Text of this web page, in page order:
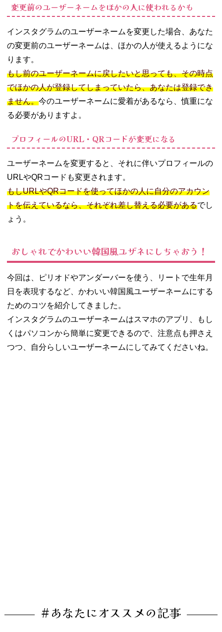
変更前のユーザーネームをほかの人に使われるかも
インスタグラムのユーザーネームを変更した場合、あなた
の変更前のユーザーネームは、ほかの人が使えるようにな
ります。
もし前のユーザーネームに戻したいと思っても、その時点
でほかの人が登録してしまっていたら、あなたは登録でき
ません。今のユーザーネームに愛着があるなら、慎重にな
る必要がありますよ。
プロフィールのURL・QRコードが変更になる
ユーザーネームを変更すると、それに伴いプロフィールの
URLやQRコードも変更されます。
もしURLやQRコードを使ってほかの人に自分のアカウン
トを伝えているなら、それぞれ差し替える必要があるでし
ょう。
おしゃれでかわいい韓国風ユザネにしちゃおう！
今回は、ピリオドやアンダーバーを使う、リートで生年月
日を表現するなど、かわいい韓国風ユーザーネームにする
ためのコツを紹介してきました。
インスタグラムのユーザーネームはスマホのアプリ、もし
くはパソコンから簡単に変更できるので、注意点も押さえ
つつ、自分らしいユーザーネームにしてみてくださいね。
#あなたにオススメの記事